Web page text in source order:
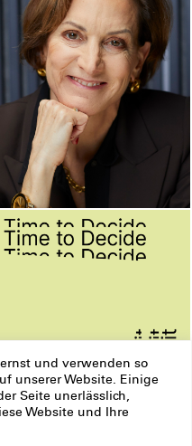
und verwenden so
unserer Website. Einige
Seite unerlässlich,
Website und Ihre